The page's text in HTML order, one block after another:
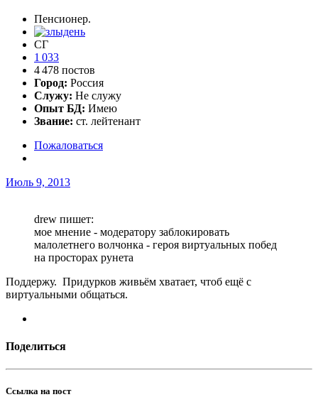
Пенсионер.
СГ
1 033
4 478 постов
Город: Россия
Служу: Не служу
Опыт БД: Имею
Звание: ст. лейтенант
Пожаловаться
Июль 9, 2013
drew пишет:
мое мнение - модератору заблокировать
малолетнего волчонка - героя виртуальных побед
на просторах рунета
Поддержу. Придурков живьём хватает, чтоб ещё с
виртуальными общаться.
Поделиться
Ссылка на пост